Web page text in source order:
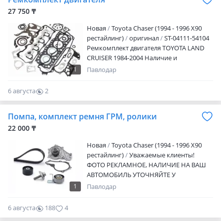
Предлагаем Вам убедиться в этом и
20: 00 ЕЖЕДНЕВНО БЕЗ ВЫХОДНЫХ
27 750 ₸
1
Новая
Toyota Chaser (1994 - 1996 X90
рестайлинг)
оригинал
ST-04111-54104
Ремкомплект двигателя TOYOTA LAND
CRUISER 1984-2004 Наличие и
актуальную цену уточняйте у
Павлодар
6 августа
2
0
Помпа, комплект ремня ГРМ, ролики
22 000 ₸
1
Новая
Toyota Chaser (1994 - 1996 X90
рестайлинг)
Уважаемые клиенты!
ФОТО РЕКЛАМНОЕ, НАЛИЧИЕ НА ВАШ
АВТОМОБИЛЬ УТОЧНЯЙТЕ У
МЕНЕДЖЕРА! У нас в наличии имеются
Павлодар
6 августа 188 4